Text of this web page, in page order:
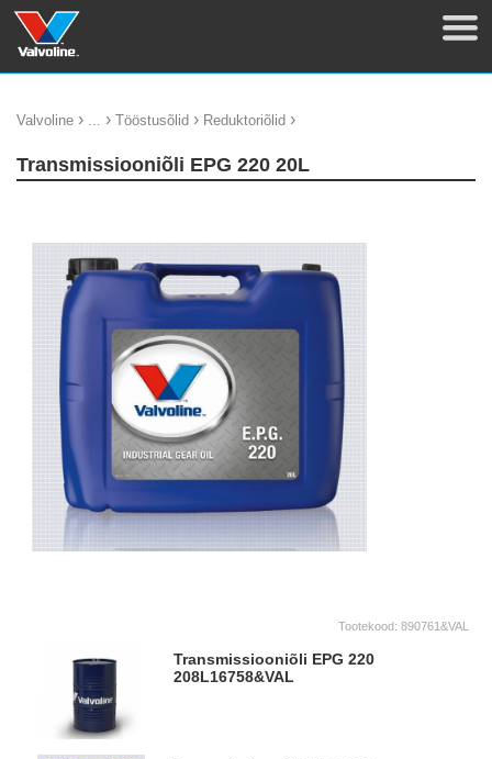
Valvoline › ... › Tööstusõlid › Reduktoriõlid ›
Transmissiooniõli EPG 220 20L
Tootekood: 890761&VAL
Transmissiooniõli EPG 220
208L16758&VAL